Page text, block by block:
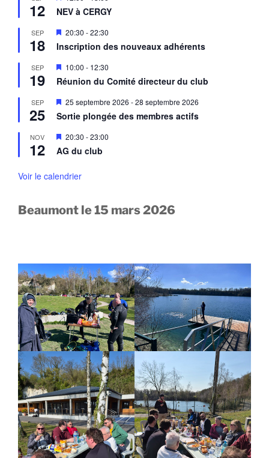
n
ta
a
n
t
12
i
s
n
a
a
n
t
NEV à CERGY
SEP
18
M
s
n
a
a
n
t
20:30 -22:30
Inscription des nouveaux adhérents
SEP
19
M
i
s
n
a
a
n
t
10:00 - 12:30
Réunion du Comité directeur du club
SEP
25
M
s
n
a
n
25 septembre 2026 -28 septembre 2026
Sortie plongée des membres actifs
NOV
12
M
i
s
n
n
20:30 -23:00
AG du club
Voir le calendrier
Beaumont le 15 mars 2026